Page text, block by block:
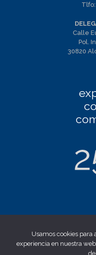
Tlfo:
Calle
Pol.
30820
Aviso Legal
Política
Usamos cookies
experiencia en nuestra